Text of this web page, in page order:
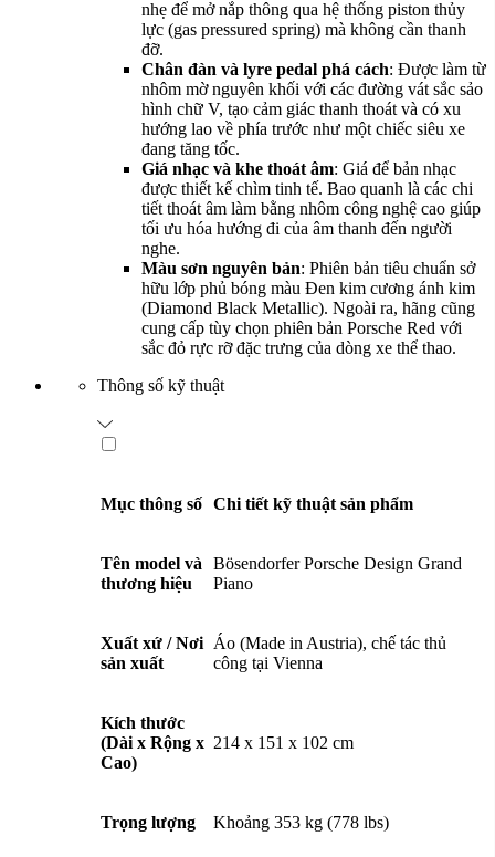
nhẹ để mở nắp thông qua hệ thống piston thủy
lực (gas pressured spring) mà không cần thanh
đỡ.
Chân đàn và lyre pedal phá cách: Được làm từ
nhôm mờ nguyên khối với các đường vát sắc sảo
hình chữ V, tạo cảm giác thanh thoát và có xu
hướng lao về phía trước như một chiếc siêu xe
đang tăng tốc.
Giá nhạc và khe thoát âm: Giá để bản nhạc
được thiết kế chìm tinh tế. Bao quanh là các chi
tiết thoát âm làm bằng nhôm công nghệ cao giúp
tối ưu hóa hướng đi của âm thanh đến người
nghe.
Màu sơn nguyên bản: Phiên bản tiêu chuẩn sở
hữu lớp phủ bóng màu Đen kim cương ánh kim
(Diamond Black Metallic). Ngoài ra, hãng cũng
cung cấp tùy chọn phiên bản Porsche Red với
sắc đỏ rực rỡ đặc trưng của dòng xe thể thao.
Thông số kỹ thuật
Mục thông số Chi tiết kỹ thuật sản phẩm
Tên model và
thương hiệu
Bösendorfer Porsche Design Grand
Piano
Xuất xứ / Nơi
sản xuất
Áo (Made in Austria), chế tác thủ
công tại Vienna
Kích thước
(Dài x Rộng x
Cao)
214 x 151 x 102 cm
Trọng lượng Khoảng 353 kg (778 lbs)